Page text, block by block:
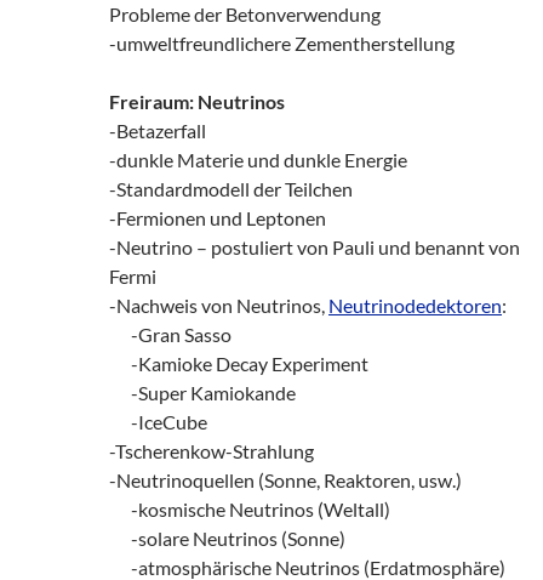
Probleme der Betonverwendung
-umweltfreundlichere Zementherstellung
Freiraum: Neutrinos
-Betazerfall
-dunkle Materie und dunkle Energie
-Standardmodell der Teilchen
-Fermionen und Leptonen
-Neutrino – postuliert von Pauli und benannt von
Fermi
-Nachweis von Neutrinos, Neutrinodedektoren:
-Gran Sasso
-Kamioke Decay Experiment
-Super Kamiokande
-IceCube
-Tscherenkow-Strahlung
-Neutrinoquellen (Sonne, Reaktoren, usw.)
-kosmische Neutrinos (Weltall)
-solare Neutrinos (Sonne)
-atmosphärische Neutrinos (Erdatmosphäre)